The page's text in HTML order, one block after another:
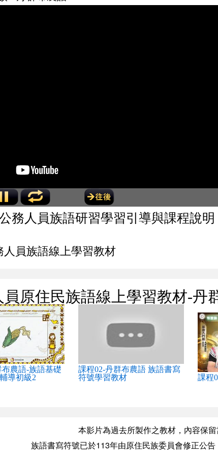
務人員族語研習學習引導與課程說明
人員族語線上學習教材
員原住民族語線上學習教材-丹
布農語-族語基礎
導初級2
課程02-丹群布農語 族語書寫
符號學習教材
課程
本影片為過去所製作之教材，內容保留
族語書寫符號已於113年由原住民族委員會修正公告